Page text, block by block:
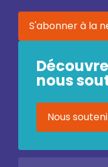
S'abonner à la
nous
Nous